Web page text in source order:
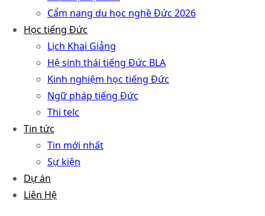
Cẩm nang du học nghề Đức 2026
Học tiếng Đức
Lịch Khai Giảng
Hệ sinh thái tiếng Đức BLA
Kinh nghiệm học tiếng Đức
Ngữ pháp tiếng Đức
Thi telc
Tin tức
Tin mới nhất
Sự kiện
Dự án
Liên Hệ